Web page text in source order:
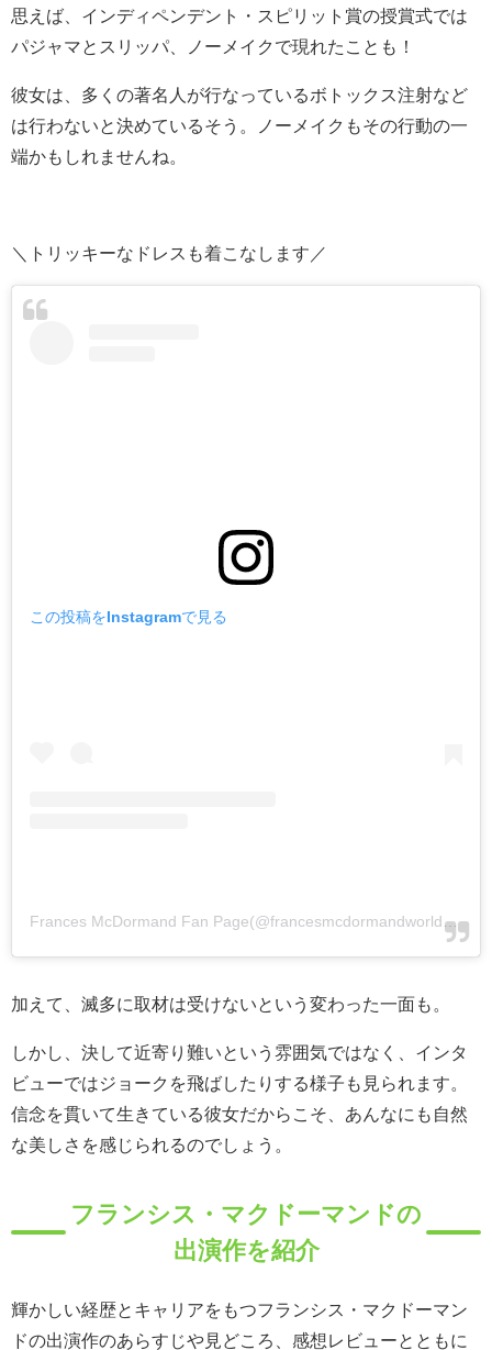
思えば、インディペンデント・スピリット賞の授賞式では
パジャマとスリッパ、ノーメイクで現れたことも！
彼女は、多くの著名人が行なっているボトックス注射など
は行わないと決めているそう。ノーメイクもその行動の一
端かもしれませんね。
＼トリッキーなドレスも着こなします／
この投稿をInstagramで見る
Frances McDormand Fan Page(@francesmcdormandworld)がシェアした投稿
加えて、滅多に取材は受けないという変わった一面も。
しかし、決して近寄り難いという雰囲気ではなく、インタ
ビューではジョークを飛ばしたりする様子も見られます。
信念を貫いて生きている彼女だからこそ、あんなにも自然
な美しさを感じられるのでしょう。
フランシス・マクドーマンドの
出演作を紹介
輝かしい経歴とキャリアをもつフランシス・マクドーマン
ドの出演作のあらすじや見どころ、感想レビューとともに